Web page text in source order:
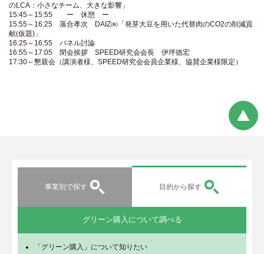
のLCA：小さなチーム、大きな影響」
15:45～15:55 ー 休憩 ー
15:55～16:25 落合孝次 DAIZ㈱「発芽大豆を用いた代替肉のCO2の削減貢
献(仮題)」
16:25～16:55 パネル討論
16:55～17:05 閉会挨拶 SPEED研究会会長 伊坪徳宏
17:30～懇親会（講演者様、SPEED研究会会員企業様、協賛企業様限定）
事業別で探す 目的から探す
グリーン購入について調べる
「グリーン購入」について知りたい